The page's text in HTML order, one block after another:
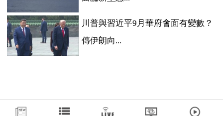
川普與習近平9月華府會面有變數？
傳伊朗向...